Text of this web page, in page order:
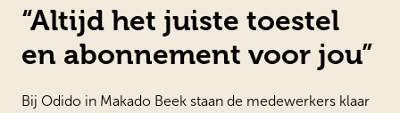
“Altijd het juiste toestel
en abonnement voor jou”
Bij Odido in Makado Beek staan de medewerkers klaar